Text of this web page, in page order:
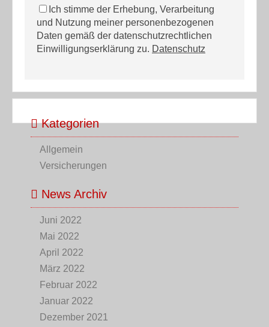
Ich stimme der Erhebung, Verarbeitung
und Nutzung meiner personenbezogenen
Daten gemäß der datenschutzrechtlichen
Einwilligungserklärung zu. Datenschutz
Kategorien
Allgemein
Versicherungen
News Archiv
Juni 2022
Mai 2022
April 2022
März 2022
Februar 2022
Januar 2022
Dezember 2021